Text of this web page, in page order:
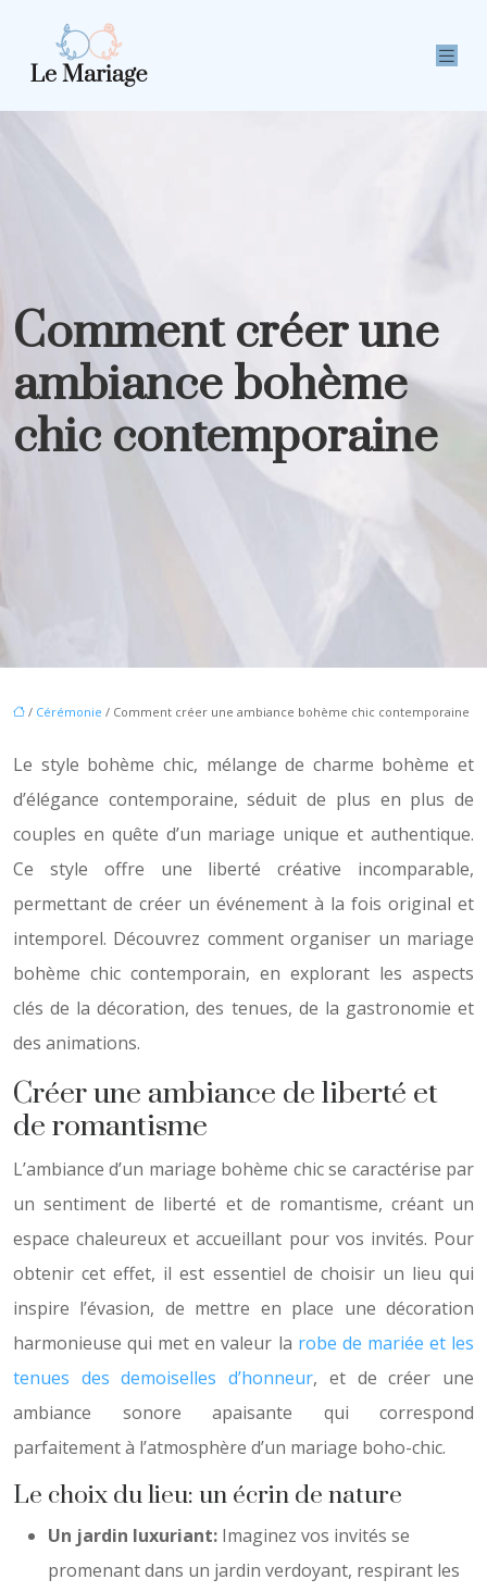
Comment créer une
ambiance bohème
chic contemporaine
/ Cérémonie / Comment créer une ambiance bohème chic contemporaine
Le style bohème chic, mélange de charme bohème et
d’élégance contemporaine, séduit de plus en plus de
couples en quête d’un mariage unique et authentique.
Ce style offre une liberté créative incomparable,
permettant de créer un événement à la fois original et
intemporel. Découvrez comment organiser un mariage
bohème chic contemporain, en explorant les aspects
clés de la décoration, des tenues, de la gastronomie et
des animations.
Créer une ambiance de liberté et
de romantisme
L’ambiance d’un mariage bohème chic se caractérise par
un sentiment de liberté et de romantisme, créant un
espace chaleureux et accueillant pour vos invités. Pour
obtenir cet effet, il est essentiel de choisir un lieu qui
inspire l’évasion, de mettre en place une décoration
harmonieuse qui met en valeur la robe de mariée et les
tenues des demoiselles d’honneur, et de créer une
ambiance sonore apaisante qui correspond
parfaitement à l’atmosphère d’un mariage boho-chic.
Le choix du lieu: un écrin de nature
Un jardin luxuriant: Imaginez vos invités se
promenant dans un jardin verdoyant, respirant les